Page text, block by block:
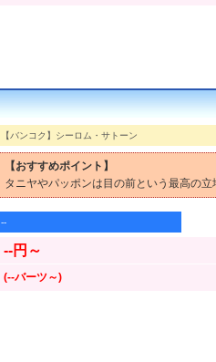
【バンコク】シーロム・サトーン
【おすすめポイント】
タニヤやパッポンは目の前という最高の
--
--円～
(--バーツ～)